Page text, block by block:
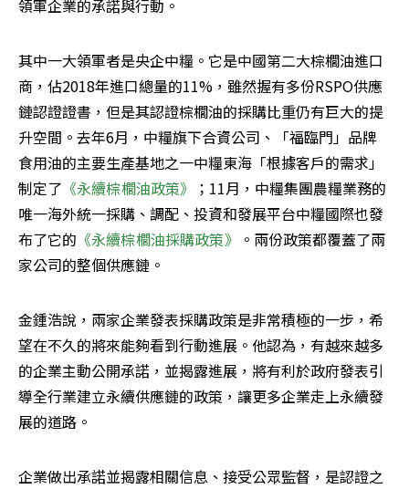
領軍企業的承諾與行動。
其中一大領軍者是央企中糧。它是中國第二大棕櫚油進口
商，佔2018年進口總量的11%，雖然握有多份RSPO供應
鏈認證證書，但是其認證棕櫚油的採購比重仍有巨大的提
升空間。去年6月，中糧旗下合資公司、「福臨門」品牌
食用油的主要生產基地之一中糧東海「根據客戶的需求」
制定了 《永續棕櫚油政策》 ；11月，中糧集​​團農糧業務的
唯一海外統一採購、調配、投資和發展平台中糧國際也發
布了它的 《永續棕櫚油採購政策》 。兩份政策都覆蓋了兩
家公司的整個供應鏈。
金鍾浩說，兩家企業發表採購政策是非常積極的一步，希
望在不久的將來能夠看到行動進展。他認為，有越來越多
的企業主動公開承諾，並揭露進展，將有利於政府發表引
導全行業建立永續供應鏈的政策，讓更多企業走上永續發
展的道路。
企業做出承諾並揭露相關信息、接受公眾監督，是認證之